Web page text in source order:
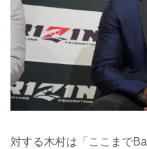
対する木村は「ここまで